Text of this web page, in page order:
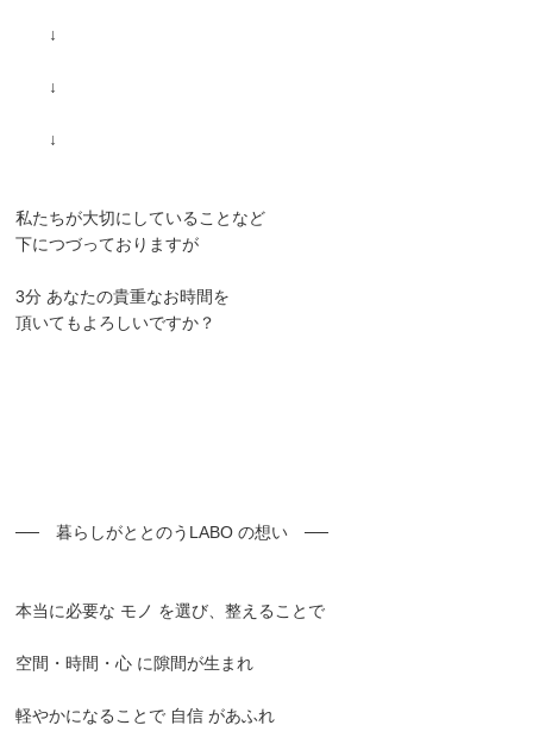
↓
↓
↓
私たちが大切にしていることなど
下につづっておりますが
3分 あなたの貴重なお時間を
頂いてもよろしいですか？
── 暮らしがととのうLABO の想い ──
本当に必要な モノ を選び、整えることで
空間・時間・心 に隙間が生まれ
軽やかになることで 自信 があふれ